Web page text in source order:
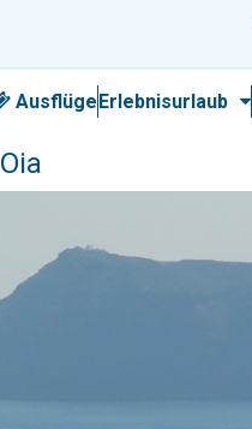
AusflügeErlebnisurlaub
Oia